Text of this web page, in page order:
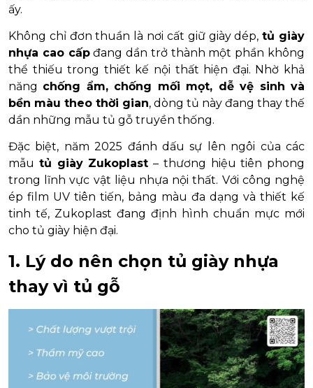
ấy.
Không chỉ đơn thuần là nơi cất giữ giày dép,tủ giày
nhựa cao cấpđang dần trở thành một phần không
thể thiếu trong thiết kế nội thất hiện đại. Nhờ khả
năng chống ẩm, chống mối mọt, dễ vệ sinh và
bền màu theo thời gian, dòng tủ này đang thay thế
dần những mẫu tủ gỗ truyền thống.
Đặc biệt, năm 2025 đánh dấu sự lên ngôi của các
mẫu tủ giày Zukoplast – thương hiệu tiên phong
trong lĩnh vực vật liệu nhựa nội thất. Với công nghệ
ép film UV tiên tiến, bảng màu đa dạng và thiết kế
tinh tế, Zukoplast đang định hình chuẩn mực mới
cho tủ giày hiện đại.
1. Lý do nên chọn tủ giày nhựa
thay vì tủ gỗ